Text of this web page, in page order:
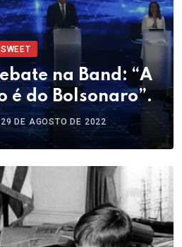
na Band: “A
é do Bolsonaro”.
29 DE AGOSTO DE 2022